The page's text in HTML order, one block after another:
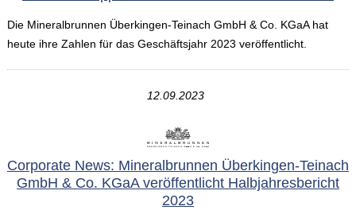
Die Mineralbrunnen Überkingen-Teinach GmbH & Co. KGaA hat
heute ihre Zahlen für das Geschäftsjahr 2023 veröffentlicht.
12.09.2023
Corporate News: Mineralbrunnen Überkingen-Teinach
GmbH & Co. KGaA veröffentlicht Halbjahresbericht
2023